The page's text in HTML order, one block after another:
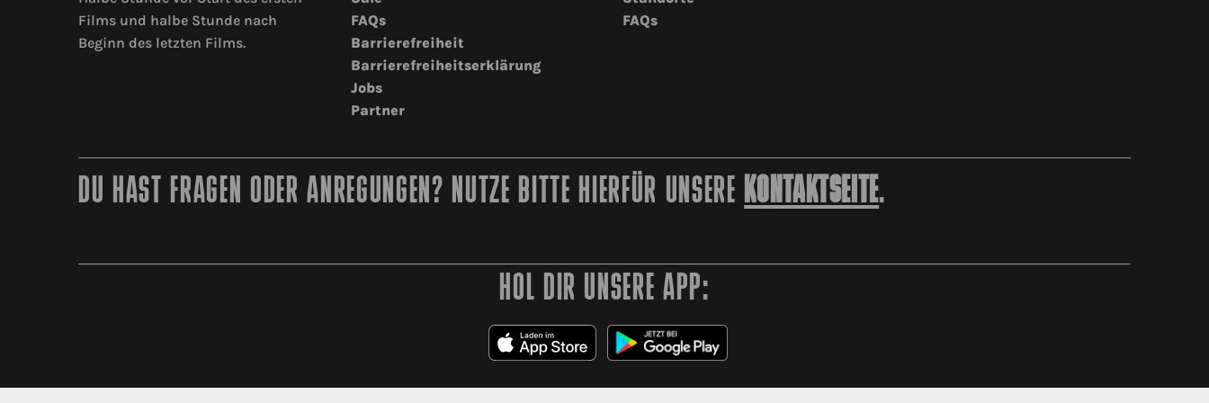
Films und halbe Stunde nach
Beginn des letzten Films.
FAQs
Barrierefreiheit
Barrierefreiheitserklärung
Jobs
Partner
FAQs
DU HAST FRAGEN ODER ANREGUNGEN? NUTZE BITTE HIERFÜR UNSERE KONTAKTSEITE.
HOL DIR UNSERE APP: